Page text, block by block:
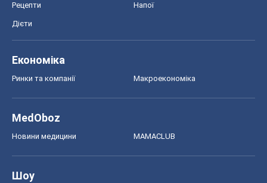
Рецепти Напої
Дієти
Економіка
Ринки та компанії Макроекономіка
MedOboz
Новини медицини MAMACLUB
Шоу